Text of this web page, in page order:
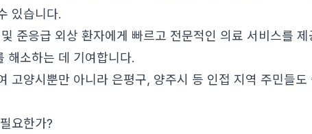
있습니다.
준응급 외상 환자에게 빠르고 전문적인 의료 서비스를 제
해소하는 데 기여합니다.
고양시뿐만 아니라 은평구, 양주시 등 인접 지역 주민들도
요한가?